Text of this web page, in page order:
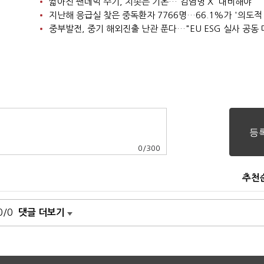
지난해 응급실 찾은 중독환자 7766명…66.1%가 '의도적
중부발전, 중기 해외진출 난관 푼다…"EU ESG 실사 공동
0 /300
추천
0 댓글 더보기